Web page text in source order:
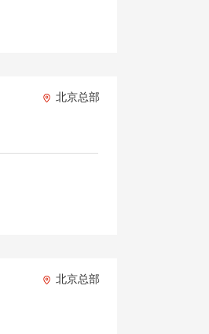
北京总部
北京总部